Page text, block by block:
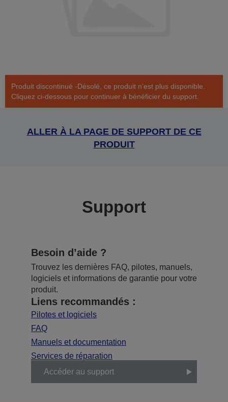
Produit discontinué -Désolé, ce produit n’est plus disponible.
Cliquez ci-dessous pour continuer à bénéficier du support.
ALLER À LA PAGE DE SUPPORT DE CE
PRODUIT
Support
Besoin d’aide ?
Trouvez les dernières FAQ, pilotes, manuels,
logiciels et informations de garantie pour votre
produit.
Liens recommandés :
Pilotes et logiciels
FAQ
Manuels et documentation
Services de réparation
Accéder au support